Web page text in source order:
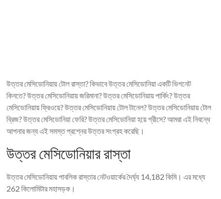
উত্তর মেসিডোনিয়ায় টোল রাস্তা? কিভাবে উত্তর মেসিডোনিয়া একটি ভিগনেট
কিনতে? উত্তর মেসিডোনিয়ায় জরিমানা? উত্তর মেসিডোনিয়ায় পার্কিং? উত্তর
মেসিডোনিয়ায় ফ্রিওয়ে? উত্তর মেসিডোনিয়ায় টোল টানেল? উত্তর মেসিডোনিয়ায় টোল
ব্রিজ? উত্তর মেসিডোনিয়া ফেরি? উত্তর মেসিডোনিয়া হয়ে গ্রীসে? আমরা এই নিবন্ধে
আপনার জন্য এই সমস্ত প্রশ্নের উত্তর সংগ্রহ করেছি।
উত্তর মেসিডোনিয়ার রাস্তা
উত্তর মেসিডোনিয়ায় পাবলিক রাস্তার নেটওয়ার্কের দৈর্ঘ্য 14,182 কিমি। এর মধ্যে
262 কিলোমিটার মহাসড়ক।